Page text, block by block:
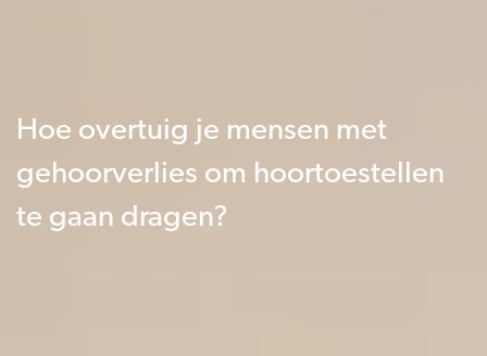
Hoe overtuig je mensen met
gehoorverlies om hoortoestellen
te gaan dragen?